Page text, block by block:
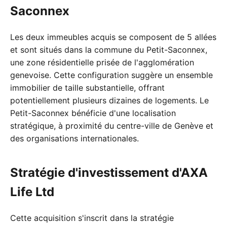
Saconnex
Les deux immeubles acquis se composent de 5 allées
et sont situés dans la commune du Petit-Saconnex,
une zone résidentielle prisée de l'agglomération
genevoise. Cette configuration suggère un ensemble
immobilier de taille substantielle, offrant
potentiellement plusieurs dizaines de logements. Le
Petit-Saconnex bénéficie d'une localisation
stratégique, à proximité du centre-ville de Genève et
des organisations internationales.
Stratégie d'investissement d'AXA
Life Ltd
Cette acquisition s'inscrit dans la stratégie